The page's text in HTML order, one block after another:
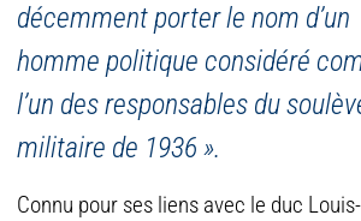
décemment porter le nom d’un
homme politique considéré
l’un des responsables du
militaire de 1936 ».
Connu pour ses liens avec le duc Louis-